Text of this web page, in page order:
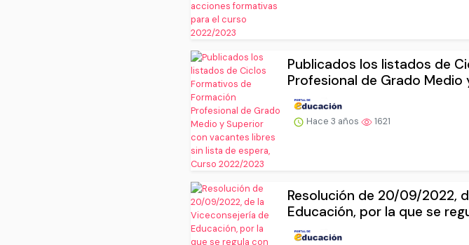
Publicados los listados de
Profesional de Grado Medio
Hace 3 años 1621
Resolución de 20/09/2022,
Educación, por la que se